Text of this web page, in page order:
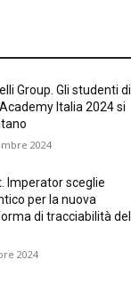
Group. Gli studenti di
Italia 2024 si
2024
Imperator sceglie
per la nuova
di tracciabilità del
2024